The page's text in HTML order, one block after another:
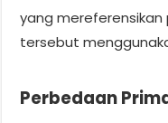
yang mereferensikan
tersebut
Perbedaan